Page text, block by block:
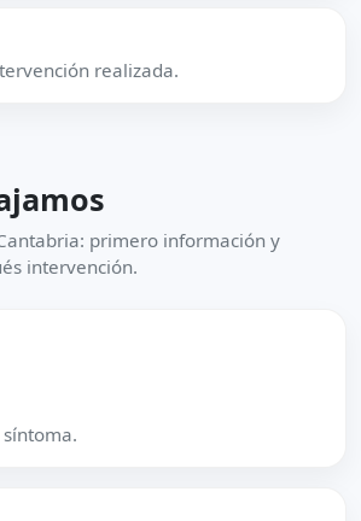
realizada.
primero información y
intervención.